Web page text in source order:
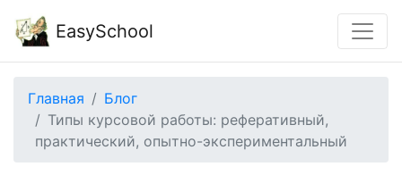
EasySchool
Главная
Блог
Типы курсовой работы: реферативный,
практический, опытно-экспериментальный